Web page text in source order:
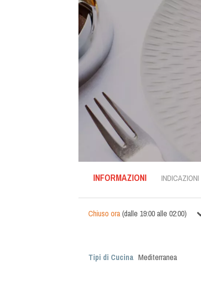
INFORMAZIONI INDICAZIONI
Chiuso ora(dalle 19:00alle 02:00)
Tipi di Cucina Mediterranea